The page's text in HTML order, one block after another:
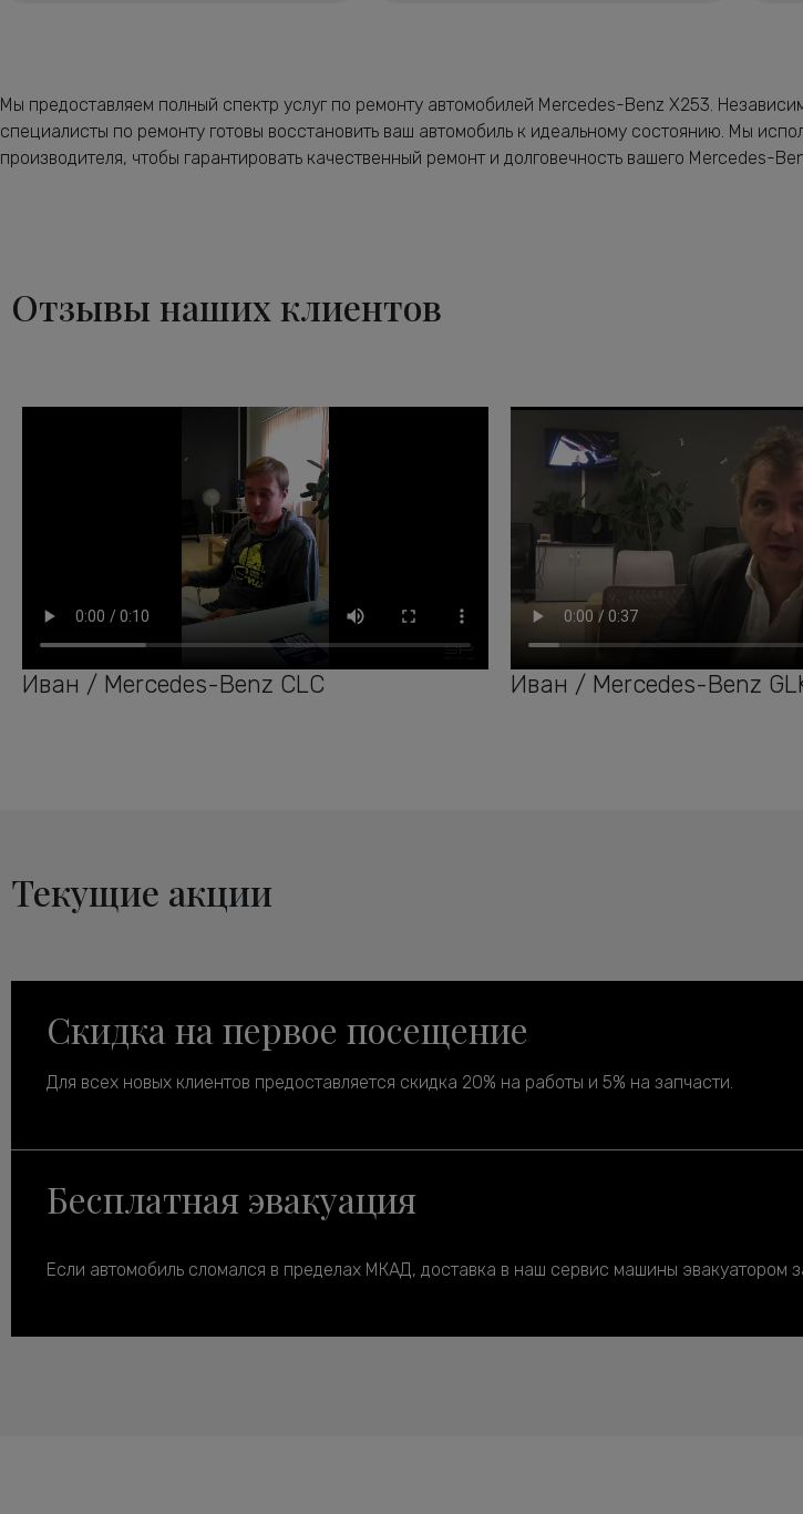
Мы предоставляем полный спектр услуг по ремонту автомобилей Mercedes-Benz X253.
специалисты по ремонту готовы восстановить ваш автомобиль к идеальному состоянию. Мы
производителя, чтобы гарантировать качественный ремонт и долговечность вашего Mercedes-
Отзывы наших клиентов
Иван / Mercedes-Benz CLC Иван / Mercedes-Benz
Текущие акции
Скидка на первое посещение
Для всех новых клиентов предоставляется скидка 20% на работы и 5% на запчасти.
Бесплатная эвакуация
Если автомобиль сломался в пределах МКАД, доставка в наш сервис машины эвакуатором